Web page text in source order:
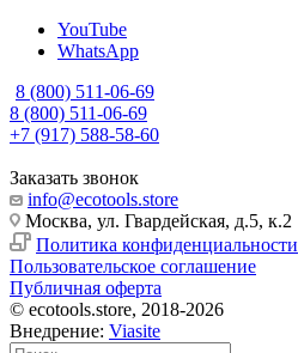
YouTube
WhatsApp
8 (800) 511-06-69
8 (800) 511-06-69
+7 (917) 588-58-60
Заказать звонок
info@ecotools.store
Москва, ул. Гвардейская, д.5, к.2
Политика конфиденциальности
Пользовательское соглашение
Публичная оферта
© ecotools.store, 2018-2026
Внедрение: Viasite